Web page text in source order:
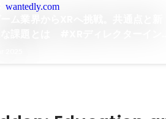
wantedly.com